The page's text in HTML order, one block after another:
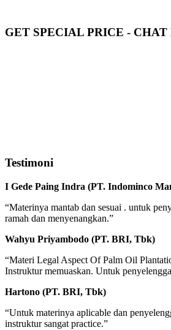
GET SPECIAL PRICE - CHAT
Testimoni
I Gede Paing Indra (PT. Indominco
“Materinya mantab dan sesuai . untuk
ramah dan menyenangkan.”
Wahyu Priyambodo (PT. BRI, Tbk)
“Materi Legal Aspect Of Palm Oil
Instruktur memuaskan. Untuk
Hartono (PT. BRI, Tbk)
“Untuk materinya aplicable dan
instruktur sangat practice.”